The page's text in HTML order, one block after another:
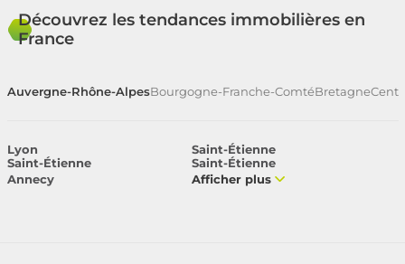
Découvrez les tendances immobilières en
France
Auvergne-Rhône-AlpesBourgogne-Franche-ComtéBretagne
Lyon
Saint-Étienne
Saint-Étienne
Saint-Étienne
Annecy
Afficher plus